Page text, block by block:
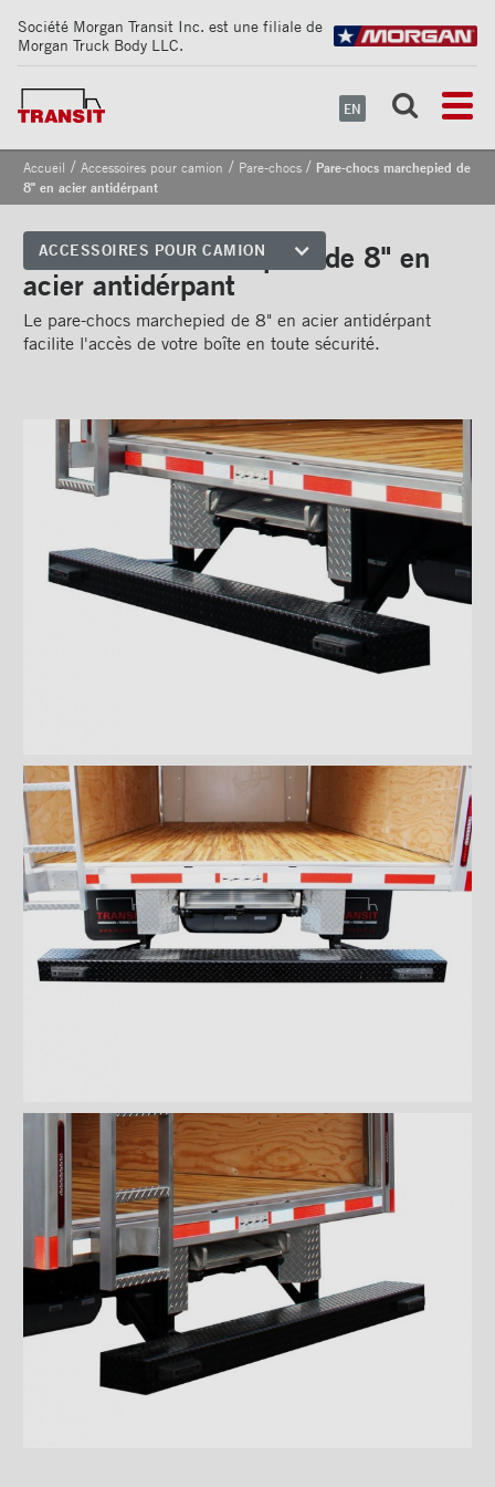
Société Morgan Transit Inc. est une filiale de
Morgan Truck Body LLC.
EN
Accueil / Accessoires pour camion / Pare-chocs / Pare-chocs marchepied de
8" en acier antidérpant
ACCESSOIRES POUR CAMION
Coins avant
Bandes de sécurité
réfléchissantes
Portes
Pare-chocs
Marchepied ''Grip Strut''
Marchepied double ''Grip
Strut''
Pare-choc ICC
en acier antidérpant
Pare-chocs marchepied de
12" en grip strut galvanisé
Pare-chocs marchepied de 7"
en grip strut galvanisé
Pare-chocs marchepied
double en grip strut
Pare-chocs marchepied
double en métal déployé
Pare-chocs ICC en acier
Pare-chocs ICC en acier
inoxydable
Pare-chocs ICC en aluminium
Pare-chocs ICC 3/4 en acier
Pare-chocs ICC 3/4 en acier
inoxydable
Pare-chocs marchepied de 8" en
acier antidérpant
Le pare-chocs marchepied de 8" en acier antidérpant
facilite l'accès de votre boîte en toute sécurité.